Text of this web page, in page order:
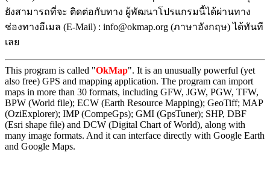
ยังสามารถที่จะ ติดต่อกับทาง ผู้พัฒนาโปรแกรมนี้ได้ผ่านทาง
ช่องทางอีเมล (E-Mail) : info@okmap.org (ภาษาอังกฤษ) ได้ทันที
เลย
This program is called "OkMap". It is an unusually powerful (yet
also free) GPS and mapping application. The program can import
maps in more than 30 formats, including GFW, JGW, PGW, TFW,
BPW (World file); ECW (Earth Resource Mapping); GeoTiff; MAP
(OziExplorer); IMP (CompeGps); GMI (GpsTuner); SHP, DBF
(Esri shape file) and DCW (Digital Chart of World), along with
many image formats. And it can interface directly with Google Earth
and Google Maps.